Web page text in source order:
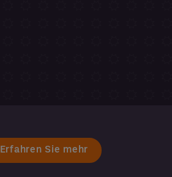
Erfahren Sie mehr